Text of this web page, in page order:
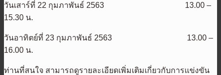
วันเสาร์ที่ 22 กุมภาพันธ์ 2563 13.00 –
15.30 น.
วันอาทิตย์ที่ 23 กุมภาพันธ์ 2563 13.00 –
16.00 น.
ท่านที่สนใจ สามารถดูรายละเอียดเพิ่มเติมเกี่ยวกับ​การแข่งขัน